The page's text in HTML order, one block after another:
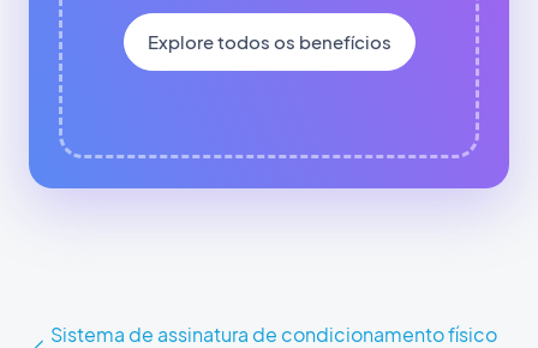
Explore todos os benefícios
Sistema de assinatura de condicionamento físico